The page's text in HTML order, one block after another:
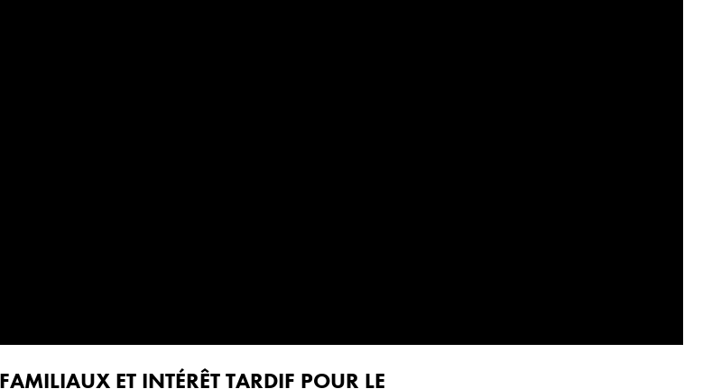
ET INTÉRÊT TARDIF POUR LE